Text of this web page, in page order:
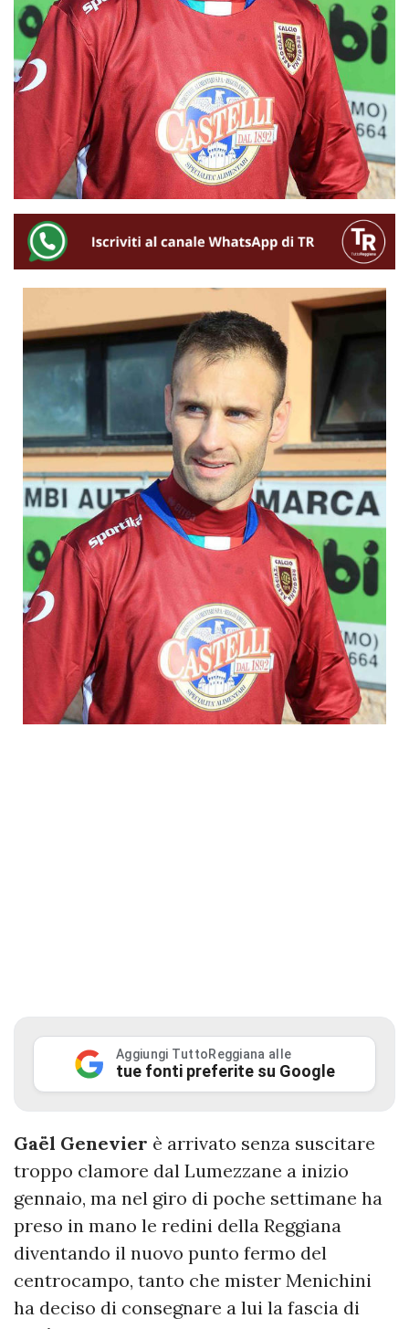
Aggiungi TuttoReggiana alle
tue fonti preferite su Google
Gaël Genevier è arrivato senza suscitare
troppo clamore dal Lumezzane a inizio
gennaio, ma nel giro di poche settimane ha
preso in mano le redini della Reggiana
diventando il nuovo punto fermo del
centrocampo, tanto che mister Menichini
ha deciso di consegnare a lui la fascia di